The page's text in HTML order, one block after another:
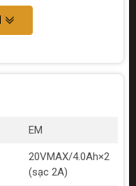
EM
20VMAX/4.0Ah×2
(sạc 2A)